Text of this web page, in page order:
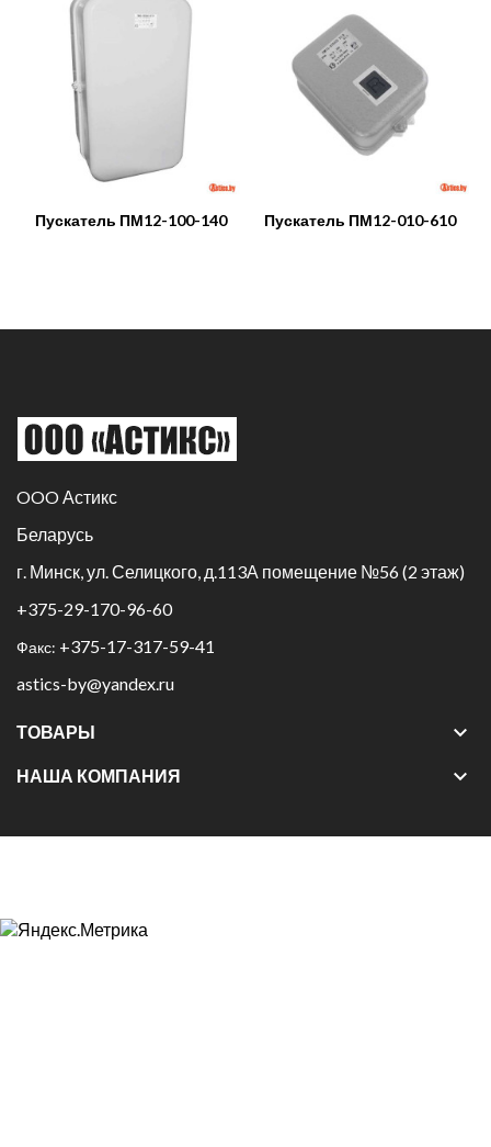
Пускатель ПМ12-100-140 Пускатель ПМ12-010-610
OOO Астикс
Беларусь
г. Минск, ул. Селицкого, д.113А помещение №56 (2 этаж)
+375-29-170-96-60
Факс: +375-17-317-59-41
astics-by@yandex.ru
ТОВАРЫ 
НАША КОМПАНИЯ 